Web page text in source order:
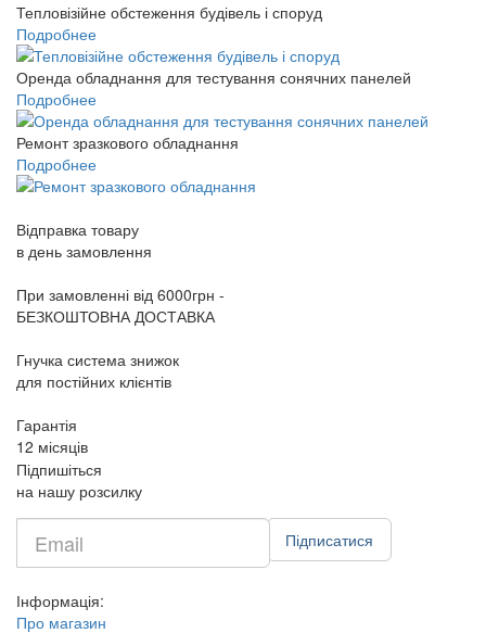
Тепловізійне обстеження будівель і споруд
Подробнее
Оренда обладнання для тестування сонячних панелей
Подробнее
Ремонт зразкового обладнання
Подробнее
Відправка товару
в день замовлення
При замовленні від 6000грн -
БЕЗКОШТОВНА ДОСТАВКА
Гнучка система знижок
для постійних клієнтів
Гарантія
12 місяців
Підпишіться
на нашу розсилку
mail
Підписатися
Інформація:
Про магазин